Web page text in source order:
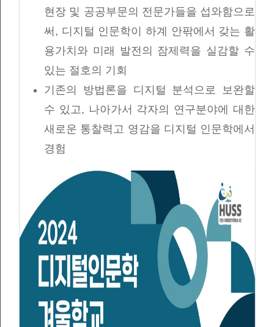
현장 및 공공부문의 전문가들을 섭와함으로
써, 디지털 인문학이 하계 안팎에서 갖는 활
용가치와 미래 발전의 잠제력을 실감할 수
있는 절호의 기회
기존의 방법론을 디지털 분석으로 보완할
수 있고, 나아가서 각자의 연구분야에 대한
새로운 통찰력고 영감을 디지털 인문학에서
경험